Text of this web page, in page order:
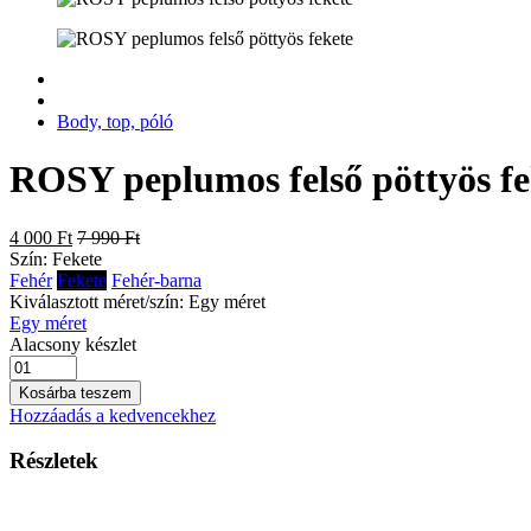
Body, top, póló
ROSY peplumos felső pöttyös
4 000 Ft 7 990 Ft
Szín: Fekete
Fehér Fekete Fehér-barna
Kiválasztott méret/szín: Egy méret
Egy méret
Alacsony készlet
Kosárba teszem
Hozzáadás a kedvencekhez
Részletek